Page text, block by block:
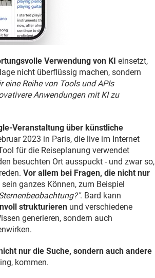
Verwendung von KI einsetzt,
nicht überflüssig machen, sondern
eine Reihe von Tools und APIs
Anwendungen mit KI zu
Veranstaltung über künstliche
2023 in Paris, die live im Internet
für die Reiseplanung verwendet
besuchten Ort ausspuckt - und zwar so,
Vor allem bei Fragen, die nicht nur
ganzes Können, zum Beispiel
. Bard kann
strukturieren und verschiedene
generieren, sondern auch
nur die Suche, sondern auch andere
kommen.